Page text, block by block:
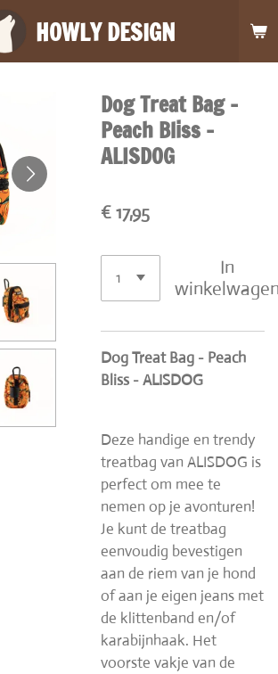
HOWLY DESIGN
Dog Treat Bag -
Peach Bliss -
ALISDOG
€ 17,95
In
Dog Treat Bag - Peach
Bliss - ALISDOG
Deze handige en trendy
treatbag van ALISDOG is
perfect om mee te
nemen op je avonturen!
Je kunt de treatbag
eenvoudig bevestigen
aan de riem van je hond
of aan je eigen jeans met
de klittenband en/of
karabijnhaak. Het
voorste vakje van de